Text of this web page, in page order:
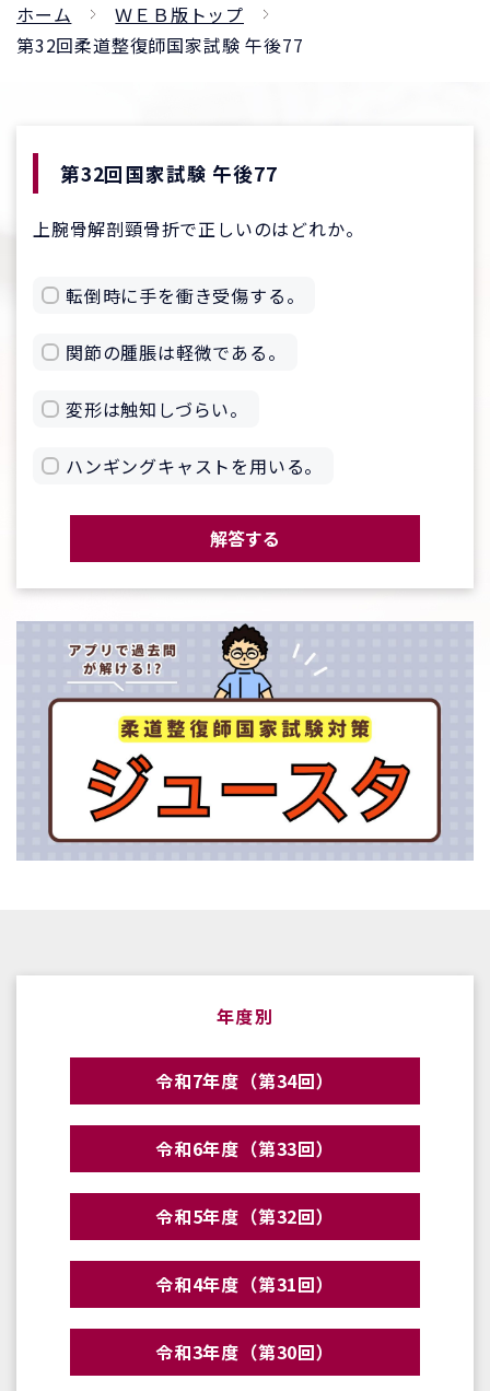
ホーム
ＷＥＢ版トップ
第32回柔道整復師国家試験 午後77
第32回国家試験 午後77
上腕骨解剖頸骨折で正しいのはどれか。
転倒時に手を衝き受傷する。
関節の腫脹は軽微である。
変形は触知しづらい。
ハンギングキャストを用いる。
解答する
年度別
令和7年度（第34回）
令和6年度（第33回）
令和5年度（第32回）
令和4年度（第31回）
令和3年度（第30回）